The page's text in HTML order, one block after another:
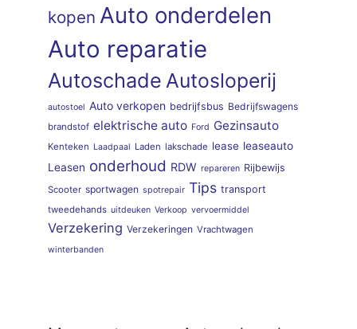
kopen Auto onderdelen
Auto reparatie
Autoschade Autosloperij
autostoel Auto verkopen bedrijfsbus Bedrijfswagens
brandstof elektrische auto Ford Gezinsauto
Kenteken Laadpaal Laden lakschade lease leaseauto
Leasen onderhoud RDW repareren Rijbewijs
Scooter sportwagen spotrepair Tips transport
tweedehands uitdeuken Verkoop vervoermiddel
Verzekering Verzekeringen Vrachtwagen
winterbanden